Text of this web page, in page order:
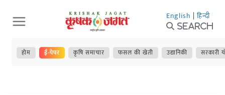
Skip
to
content
English | हिन्दी
Search
होम ई-पेपर कृषि समाचार फसल की खेती उद्यानिकी सरकारी